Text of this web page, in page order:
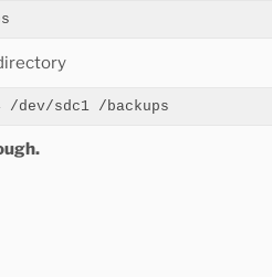
dev/sdc1 /backups